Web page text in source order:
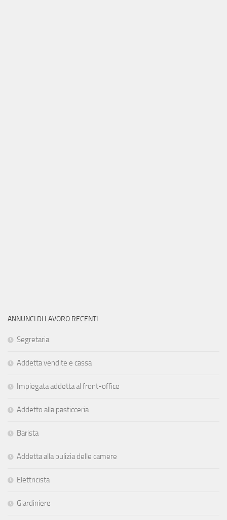
ANNUNCI DI LAVORO RECENTI
Segretaria
Addetta vendite e cassa
Impiegata addetta al front-office
Addetto alla pasticceria
Barista
Addetta alla pulizia delle camere
Elettricista
Giardiniere